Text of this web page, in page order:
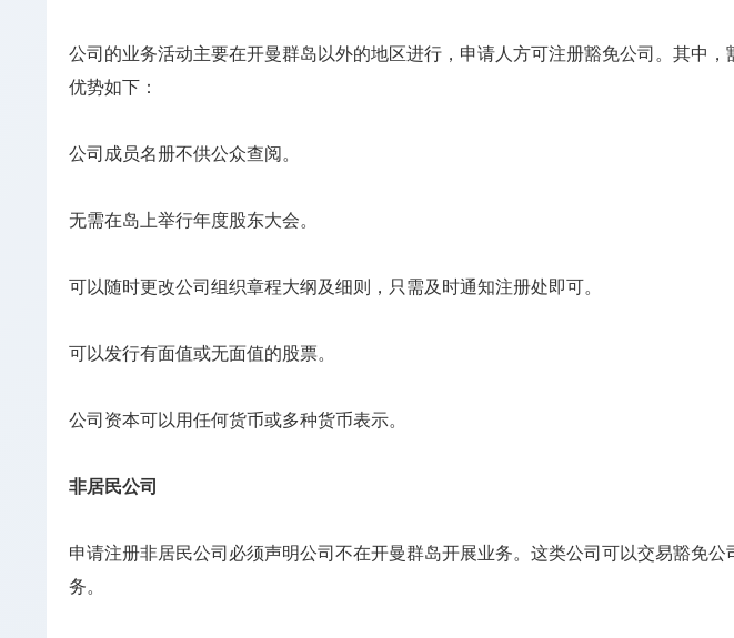
公司的业务活动主要在开曼群岛以外的地区进行，申请人方可注册豁免公司。其中
优势如下：
公司成员名册不供公众查阅。
无需在岛上举行年度股东大会。
可以随时更改公司组织章程大纲及细则，只需及时通知注册处即可。
可以发行有面值或无面值的股票。
公司资本可以用任何货币或多种货币表示。
非居民公司
申请注册非居民公司必须声明公司不在开曼群岛开展业务。这类公司可以交易豁免
务。